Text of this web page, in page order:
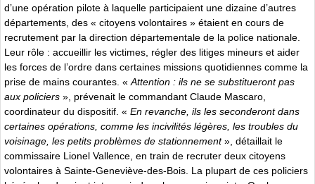
d’une opération pilote à laquelle participaient une dizaine d’autres
départements, des « citoyens volontaires » étaient en cours de
recrutement par la direction départementale de la police nationale.
Leur rôle : accueillir les victimes, régler des litiges mineurs et aider
les forces de l’ordre dans certaines missions quotidiennes comme la
prise de mains courantes. «Attention : ils ne se substitueront pas
aux policiers », prévenait le commandant Claude Mascaro,
coordinateur du dispositif. « En revanche, ils les seconderont dans
certaines opérations, comme les incivilités légères, les troubles du
voisinage, les petits problèmes de stationnement», détaillait le
commissaire Lionel Vallence, en train de recruter deux citoyens
volontaires à Sainte-Geneviève-des-Bois. La plupart de ces policiers